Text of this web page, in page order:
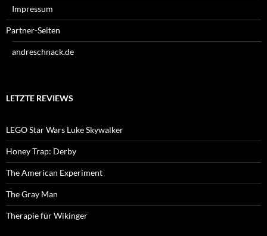
Impressum
Partner-Seiten
andreschnack.de
LETZTE REVIEWS
LEGO Star Wars Luke Skywalker
Honey Trap: Derby
The American Experiment
The Gray Man
Therapie für Wikinger